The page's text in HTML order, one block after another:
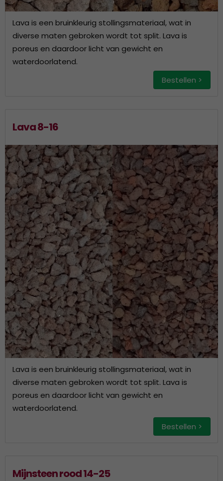
Lava is een bruinkleurig stollingsmateriaal, wat in
diverse maten gebroken wordt tot split. Lava is
poreus en daardoor licht van gewicht en
waterdoorlatend.
Bestellen >
Lava 8-16
Lava is een bruinkleurig stollingsmateriaal, wat in
diverse maten gebroken wordt tot split. Lava is
poreus en daardoor licht van gewicht en
waterdoorlatend.
Bestellen >
Mijnsteen rood 14-25